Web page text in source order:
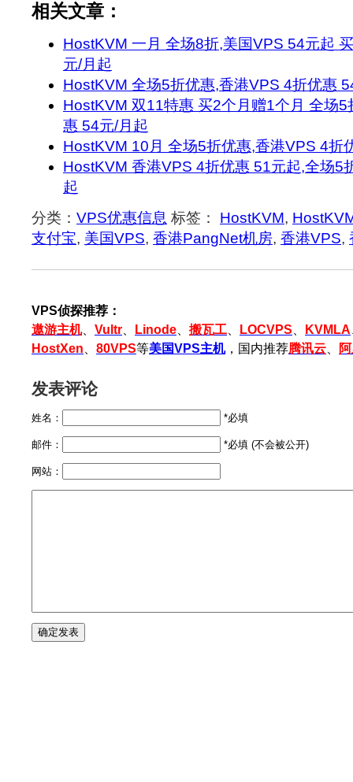
相关文章：
HostKVM 一月 全场8折,美国VPS 54元起
元/月起
HostKVM 全场5折优惠,香港VPS 4折优惠
HostKVM 双11特惠 买2个月赠1个月 全场
惠 54元/月起
HostKVM 10月 全场5折优惠,香港VPS 4折
HostKVM 香港VPS 4折优惠 51元起,全场5
起
分类： VPS优惠信息 标签： HostKVM,
支付宝, 美国VPS, 香港PangNet机房, 香港VPS,
VPS侦探推荐：
遨游主机、 Vultr Linode 搬瓦工 LOCVPS KVMLA
HostXen
80VPS等美国VPS主机，国内推荐腾讯云
发表评论
姓名： *必填
邮件： *必填 (不会被公开)
网站：